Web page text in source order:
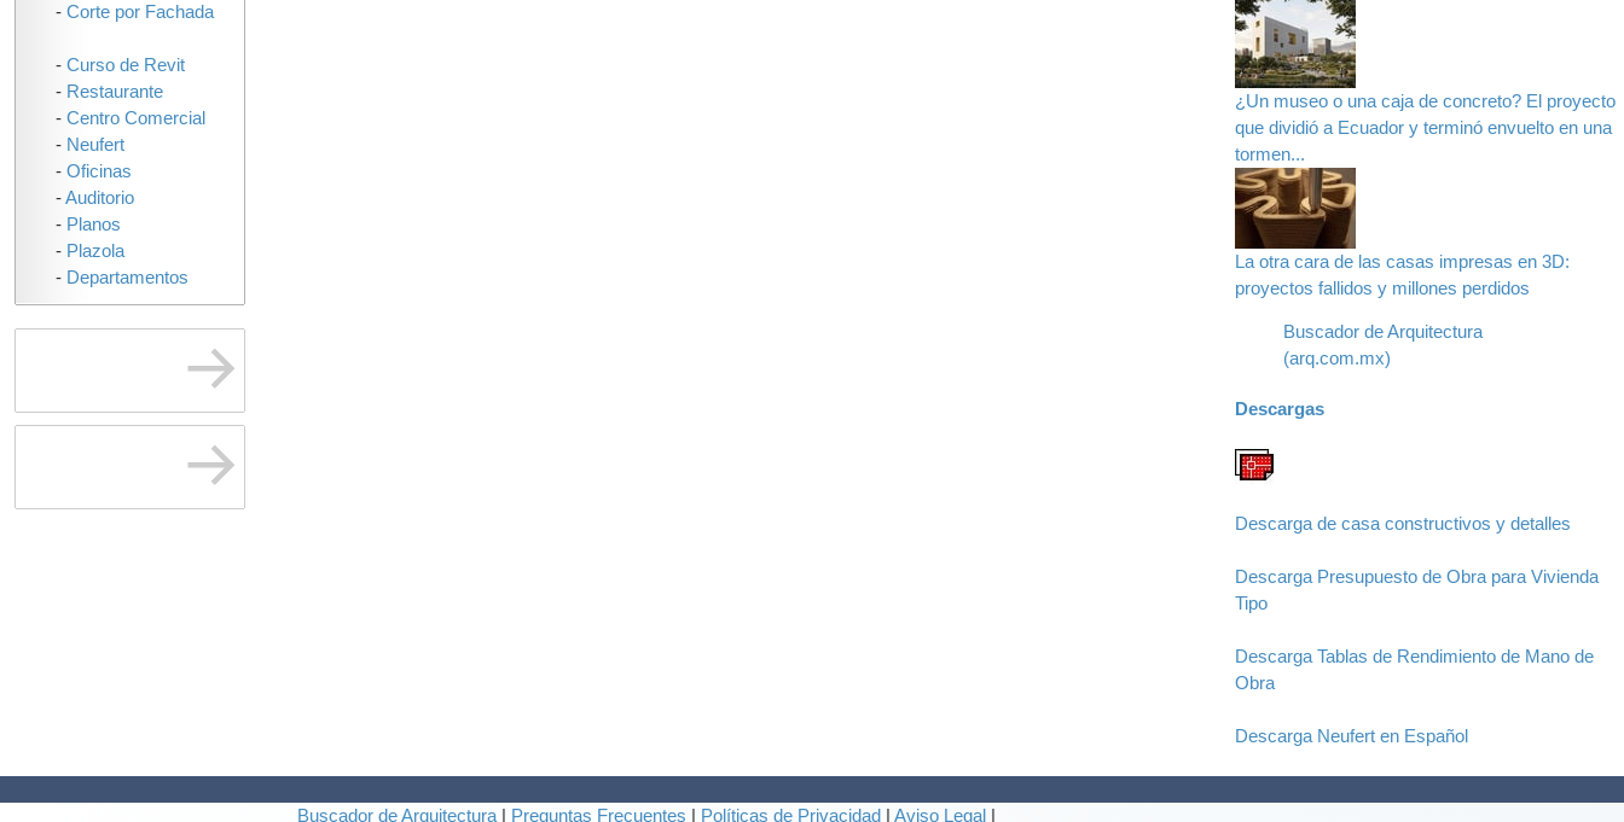
¿Un museo o una caja de concreto? El proyecto
que dividió a Ecuador y terminó envuelto en una
tormen...
La otra cara de las casas impresas en 3D:
proyectos fallidos y millones perdidos
Buscador de Arquitectura
(arq.com.mx)
Descargas
Descarga de casa constructivos y detalles
Descarga Presupuesto de Obra para Vivienda
Tipo
Descarga Tablas de Rendimiento de Mano de
Obra
Descarga Neufert en Español
Buscador de Arquitectura Preguntas Frecuentes Políticas de Privacidad Aviso Legal
- Corte por Fachada
- Curso de Revit
- Restaurante
- Centro Comercial
- Neufert
- Oficinas
-Auditorio
- Planos
- Plazola
- Departamentos